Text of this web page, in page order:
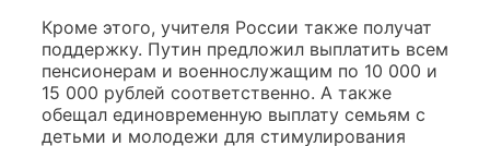
Кроме этого, учителя России также получат
поддержку. Путин предложил выплатить всем
пенсионерам и военнослужащим по 10 000 и
15 000 рублей соответственно. А также
обещал единовременную выплату семьям с
детьми и молодежи для стимулирования